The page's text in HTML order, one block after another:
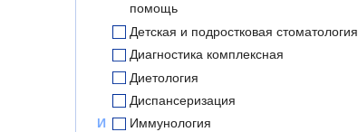
помощь
Детская и подростковая стоматология
Диагностика комплексная
Диетология
Диспансеризация
И
Иммунология